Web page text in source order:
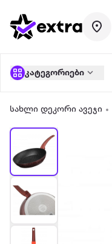
კატეგორიები
სახლი დეკორი ავეჯი